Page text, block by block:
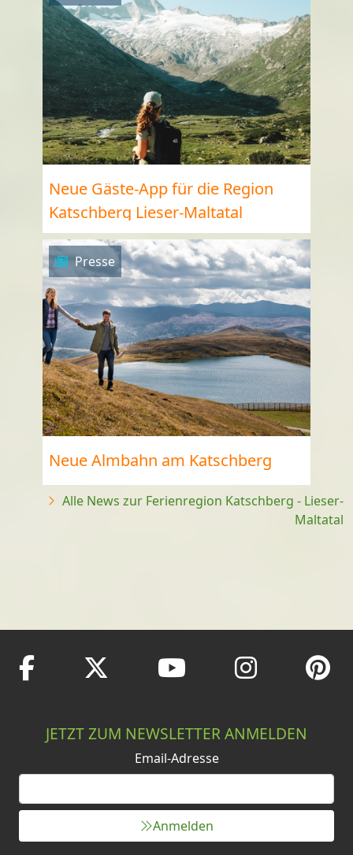
Neue Gäste-App für die Region
Katschberg Lieser-Maltatal
Neue Almbahn am Katschberg
Presse
Alle News zur Ferienregion Katschberg - Lieser-
Maltatal
JETZT ZUM NEWSLETTER ANMELDEN
Email-Adresse
Anmelden